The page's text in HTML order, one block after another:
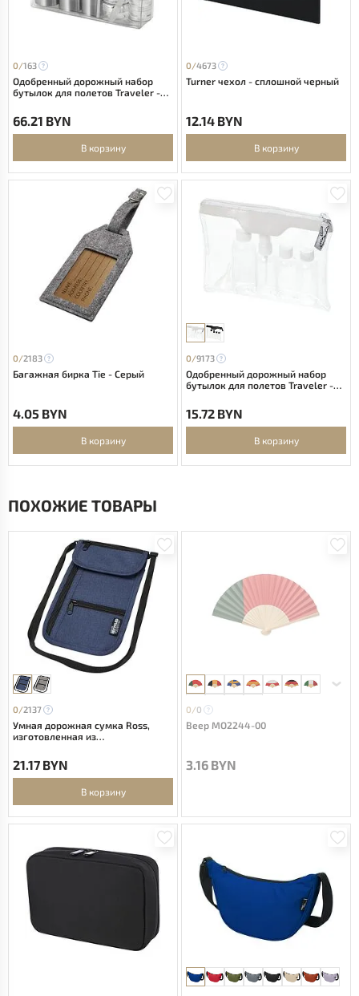
0/163
Одобренный дорожный набор
бутылок для полетов Traveler -
66.21 BYN
В корзину
0/4673
Turner чехол - сплошной черный
12.14 BYN
В корзину
0/2183
Багажная бирка Tie - Серый
4.05 BYN
В корзину
0/9173
Одобренный дорожный набор
бутылок для полетов Traveler -
15.72 BYN
В корзину
ПОХОЖИЕ ТОВАРЫ
0/2137
Умная дорожная сумка Ross,
изготовленная из
согласно стандарту GRS - Heather
navy
21.17 BYN
В корзину
0/0
Веер MO2244-00
3.16 BYN